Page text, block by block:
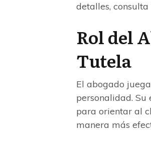
detalles,
Rol del
Tutela
El abogado
personalidad.
para orientar al
manera más